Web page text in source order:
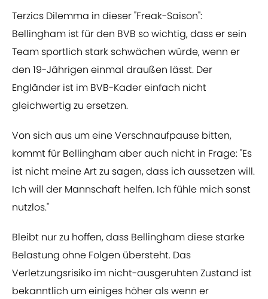
Terzics Dilemma in dieser "Freak-Saison":
Bellingham ist für den BVB so wichtig, dass er sein
Team sportlich stark schwächen würde, wenn er
den 19-Jährigen einmal draußen lässt. Der
Engländer ist im BVB-Kader einfach nicht
gleichwertig zu ersetzen.
Von sich aus um eine Verschnaufpause bitten,
kommt für Bellingham aber auch nicht in Frage: "Es
ist nicht meine Art zu sagen, dass ich aussetzen will.
Ich will der Mannschaft helfen. Ich fühle mich sonst
nutzlos."
Bleibt nur zu hoffen, dass Bellingham diese starke
Belastung ohne Folgen übersteht. Das
Verletzungsrisiko im nicht-ausgeruhten Zustand ist
bekanntlich um einiges höher als wenn er